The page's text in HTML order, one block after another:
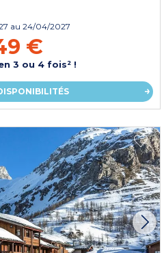
au 24/04/2027
€
3 ou 4 fois² !